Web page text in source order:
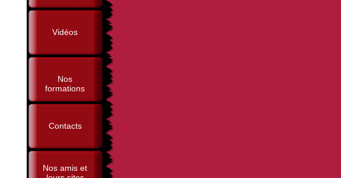
Vidéos
Nos
formations
Contacts
Nos amis et